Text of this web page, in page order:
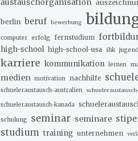
austauschorganisation
berlin beruf bewerbung
computer erfolg fernstudium
high-school high-school-usa ihk
karriere kommunikation lernen
medien motivation nachhilfe
schueleraustausch-australien
schueleraustausch-kanada
schulung seminar seminare
studium training unternehmen